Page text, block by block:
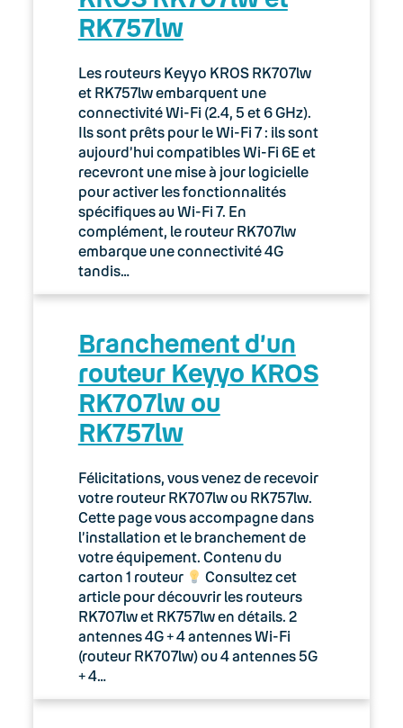
03. Accès Internet
04. Téléphonie fixe
05. Téléphonie Mobile
06. Cybersécurité
Keyyo Connect
Keyyo Visio
RK757lw
Les routeurs Keyyo KROS RK707lw
et RK757lw embarquent une
connectivité Wi-Fi (2.4, 5 et 6 GHz).
Ils sont prêts pour le Wi-Fi 7 : ils sont
aujourd’hui compatibles Wi-Fi 6E et
recevront une mise à jour logicielle
pour activer les fonctionnalités
spécifiques au Wi-Fi 7. En
complément, le routeur RK707lw
embarque une connectivité 4G
tandis…
Branchement d’un
routeur Keyyo KROS
RK707lw ou
RK757lw
Félicitations, vous venez de recevoir
votre routeur RK707lw ou RK757lw.
Cette page vous accompagne dans
l’installation et le branchement de
votre équipement. Contenu du
carton 1 routeur
Consultez cet
article pour découvrir les routeurs
RK707lw et RK757lw en détails. 2
antennes 4G + 4 antennes Wi-Fi
(routeur RK707lw) ou 4 antennes 5G
+ 4…